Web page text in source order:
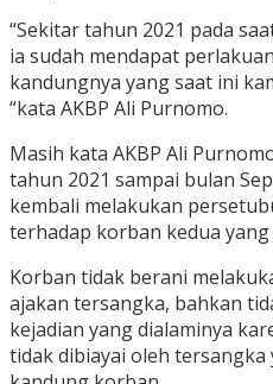
“Sekitar tahun 2021 pada
ia sudah mendapat
kandungnya yang saat ini
“kata AKBP Ali Purnomo.
Masih kata AKBP Ali
tahun 2021 sampai bulan
kembali melakukan
terhadap korban kedua
Korban tidak berani
ajakan tersangka, bahkan
kejadian yang dialaminya
tidak dibiayai oleh tersangka